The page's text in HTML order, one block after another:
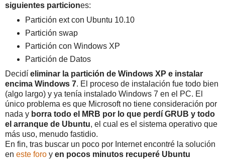
siguientes particiones:
Partición ext con Ubuntu 10.10
Partición swap
Partición con Windows XP
Partición de Datos
Decidí eliminar la partición de Windows XP e instalar
encima Windows 7. El proceso de instalación fue todo bien
(algo largo) y ya tenía instalado Windows 7 en el PC. El
único problema es que Microsoft no tiene consideración por
nada y borra todo el MRB por lo que perdí GRUB y todo
el arranque de Ubuntu, el cual es el sistema operativo que
más uso, menudo fastidio.
En fin, tras buscar un poco por Internet encontré la solución
en este foro y en pocos minutos recuperé Ubuntu